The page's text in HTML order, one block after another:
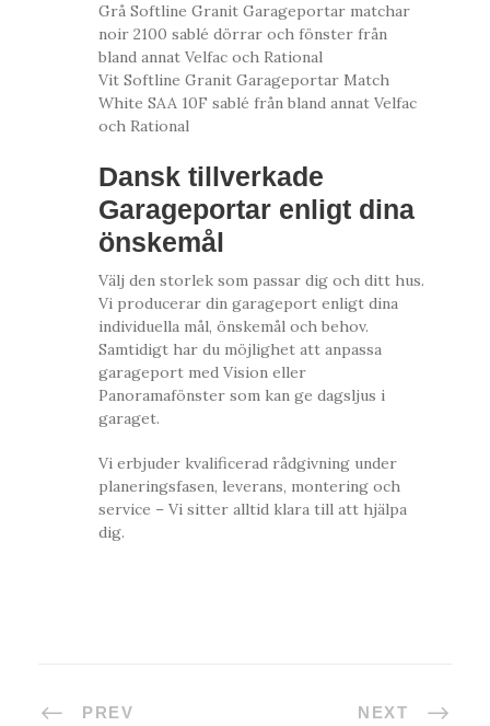
Grå Softline Granit Garageportar matchar
noir 2100 sablé dörrar och fönster från
bland annat Velfac och Rational
Vit Softline Granit Garageportar Match
White SAA 10F sablé från bland annat Velfac
och Rational
Dansk tillverkade
Garageportar enligt dina
önskemål
Välj den storlek som passar dig och ditt hus.
Vi producerar din garageport enligt dina
individuella mål, önskemål och behov.
Samtidigt har du möjlighet att anpassa
garageport med Vision eller
Panoramafönster som kan ge dagsljus i
garaget.
Vi erbjuder kvalificerad rådgivning under
planeringsfasen, leverans, montering och
service – Vi sitter alltid klara till att hjälpa
dig.
PREV NEXT